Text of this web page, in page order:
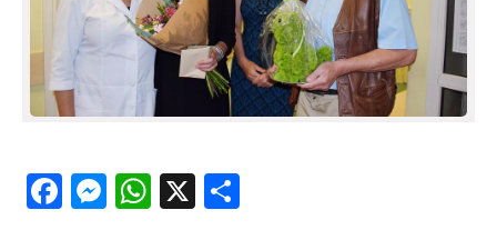
Facebook
Messenger
WhatsApp
X